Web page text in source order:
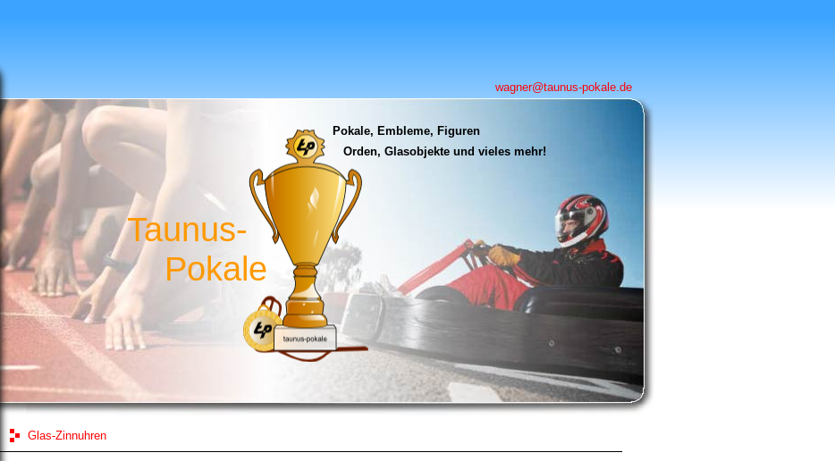
wagner@taunus-pokale.de
Taunus-
Pokale
Pokale, Embleme, Figuren
Orden, Glasobjekte und vieles mehr!
Glas-Zinnuhren